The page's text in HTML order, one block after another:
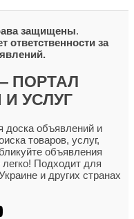
защищены.
ответственности за
ПОРТАЛ
УСЛУГ
объявлений и
товаров, услуг,
объявления
Подходит для
и других странах